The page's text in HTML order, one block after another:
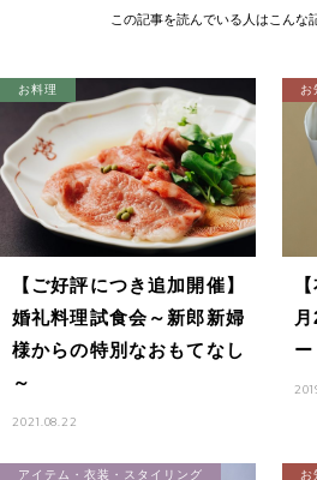
この記事を読んでいる人はこんな
お料理
【ご好評につき追加開催】
婚礼料理試食会～新郎新婦
様からの特別なおもてなし
～
2021.08.22
お
ー
アイテム・衣装・スタイリング お